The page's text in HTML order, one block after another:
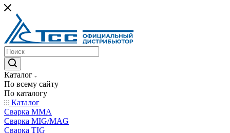
Каталог
По всему сайту
По каталогу
Каталог
Сварка MMA
Сварка MIG/MAG
Сварка TIG